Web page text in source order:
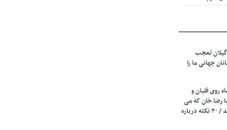
حمایتی
مشخص شد
از مراجع رسمی
تعجب
جهانی ما را
روی قلیان و
رضا خان که می
رفت همه شاد بودند / ۲۰ نکته درباره